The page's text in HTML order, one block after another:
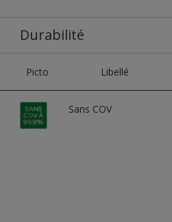
Durabilité
Picto Libellé
Sans COV